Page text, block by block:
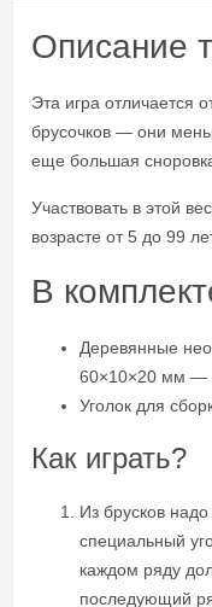
Описание
Эта игра отличается
брусочков — они
еще большая
Участвовать в этой
возрасте от 5 до 99
В
Деревянные
60×10×20 мм —
Уголок для
Как играть?
Из брусков
специальный
каждом ряду
последующий